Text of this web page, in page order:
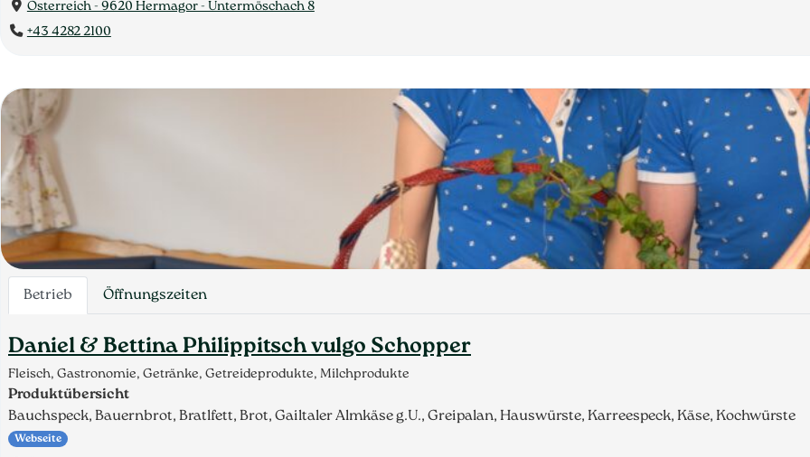
Österreich - 9620 Hermagor - Untermöschach 8
+43 4282 2100
Betrieb Öffnungszeiten
Daniel & Bettina Philippitsch vulgo Schopper
Fleisch, Gastronomie, Getränke, Getreideprodukte, Milchprodukte
Produktübersicht
Bauchspeck, Bauernbrot, Bratlfett, Brot, Gailtaler Almkäse g.U., Greipalan, Hauswürste, Karreespeck, Käse, Kochwürste
Webseite